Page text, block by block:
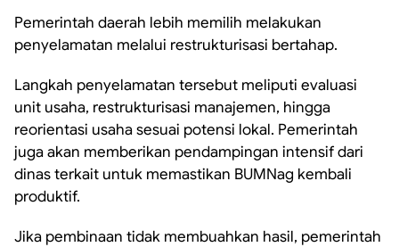
Pemerintah daerah lebih memilih melakukan
penyelamatan melalui restrukturisasi bertahap.
Langkah penyelamatan tersebut meliputi evaluasi
unit usaha, restrukturisasi manajemen, hingga
reorientasi usaha sesuai potensi lokal. Pemerintah
juga akan memberikan pendampingan intensif dari
dinas terkait untuk memastikan BUMNag kembali
produktif.
Jika pembinaan tidak membuahkan hasil, pemerintah